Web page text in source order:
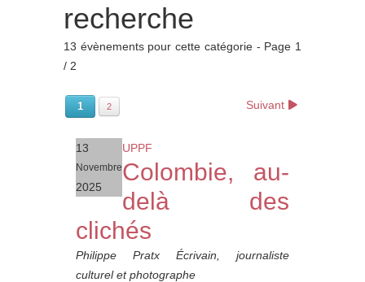
recherche
13 évènements pour cette catégorie - Page 1
/ 2
1 2 Suivant
13
Novembre
2025
UPPF
Colombie, au-
delà des
clichés
Philippe Pratx Écrivain, journaliste
culturel et photographe